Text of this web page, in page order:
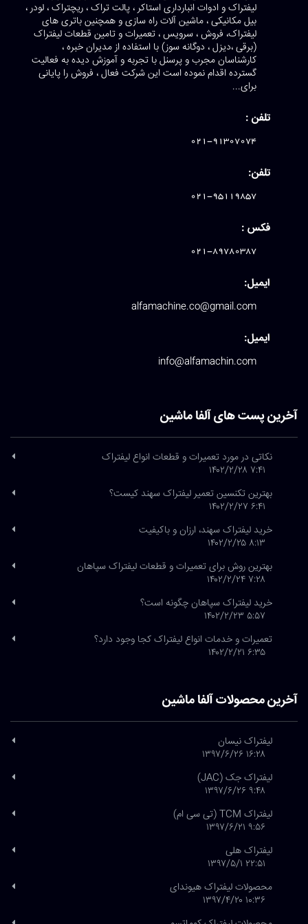
لیفتراک و ادوات انبارداری استاکر ، پالت تراک ، ریچتراک ، لودر ،
بیل مکانیکی ، ماشین آلات راه سازی و همچنین باتری های
لیفتراک، فروش ، سرویس ، تعمیرات و تامین قطعات لیفتراک
(برقی ،دیزل ، دوگانه سوز) با استفاده از مدیران خبره ،
کارشناسان مجرب و پرسنل با تجربه و آموزش دیده به فعالیت
گسترده اقدام نموده است این شرکت فعال ، فروش را پایانی
برای...
تلفن :
021-91307074
تلفن:
021-95119857
فکس :
021-89780387
ایمیل:
alfamachine.co@gmail.com
ایمیل:
info@alfamachin.com
آخرین پست های آلفا ماشین
نکاتی در مورد تعمیرات و قطعات انواع لیفتراک
۷:۴۱ ۱۴۰۲/۲/۲۸
بهترین تکنسین تعمیر لیفتراک سهند کیست؟
۶:۴۱ ۱۴۰۲/۲/۲۷
خرید لیفتراک سهند، ارزان و باکیفیت
۸:۱۳ ۱۴۰۲/۲/۲۵
بهترین روش برای تعمیرات و قطعات لیفتراک سپاهان
۷:۲۸ ۱۴۰۲/۲/۲۴
خرید لیفتراک سپاهان چگونه است؟
۵:۵۷ ۱۴۰۲/۲/۲۳
تعمیرات و خدمات انواع لیفتراک کجا وجود دارد؟
۶:۳۵ ۱۴۰۲/۲/۲۱
آخرین محصولات آلفا ماشین
لیفتراک نیسان
۱۶:۲۸ ۱۳۹۷/۶/۲۶
لیفتراک جک (JAC)
۹:۴۸ ۱۳۹۷/۶/۲۶
لیفتراک TCM (تی سی ام)
۹:۵۶ ۱۳۹۷/۶/۲۱
لیفتراک هلی
۲۲:۵۱ ۱۳۹۷/۵/۱
محصولات لیفتراک هیوندای
۱۰:۳۶ ۱۳۹۷/۴/۲۰